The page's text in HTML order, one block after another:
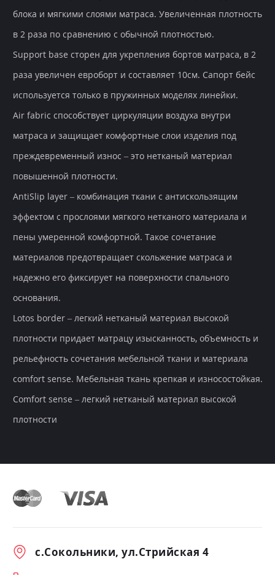
блока и мягкими слоями матраса. Увеличенная плотность
в 2 раза по сравнению с обычной плотностью.
Support base сторен для укрепления бортов матраса, в 2
раза увеличен евроборт и составляет 10см. Сапорт бейс
используется только в пружинных моделях линейки.
Air fabric способствует циркуляции воздуха внутри
матраса и защищает комфортные слои изделия под
преждевременный износ – это нетканый материал
повышенной плотности.
AntiSlip layer – комбинация ткани с антискользящим
эффектом с прослоями мягкого нетканого материала и
пены умеренной комфортной. Такое сочетание
материалов предотвращает скольжение матраса и
надежно его фиксирует на поверхности спального
основания.
Lotos border – легкий нетканый материал высокой
плотности придает матрацу изысканность, объемность и
рельефность сочетания мебельной ткани и материала
comfort sense. Мебельная ткань крепкая и износостойкая.
Comfort sense – легкий нетканый материал высокой
плотности
с.Сокольники, ул.Стрийская 4